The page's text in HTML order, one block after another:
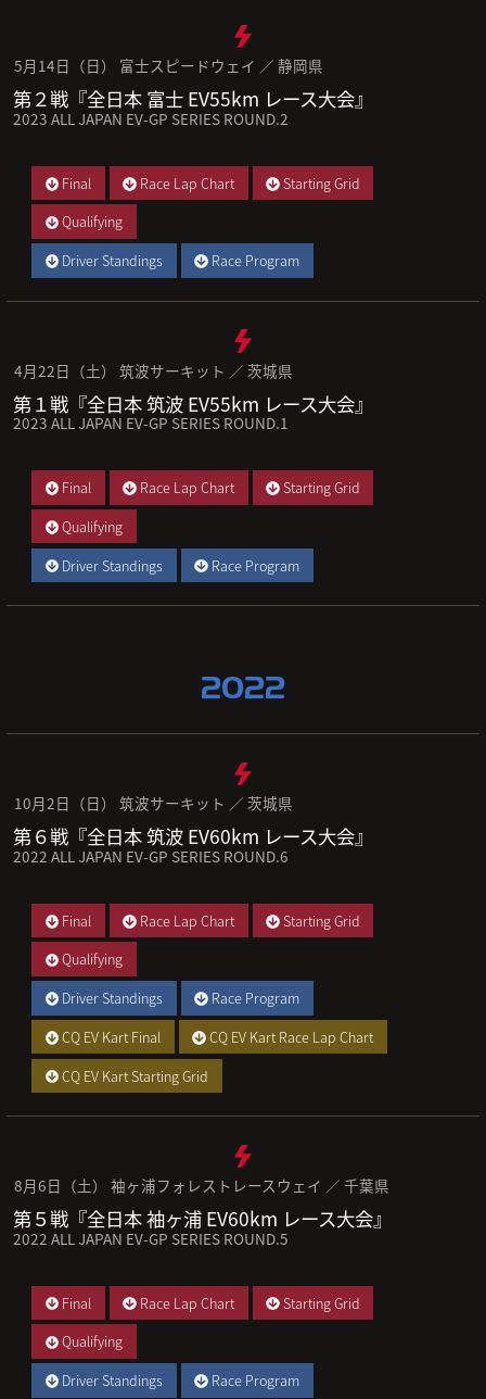
5月14日（日） 富士スピードウェイ ／ 静岡県
第２戦『全日本 富士 EV55km レース大会』
2023 ALL JAPAN EV-GP SERIES ROUND.2
Final Race Lap Chart
Starting Grid
Qualifying
Driver Standings
Race Program
4月22日（土） 筑波サーキット ／ 茨城県
第１戦『全日本 筑波 EV55km レース大会』
2023 ALL JAPAN EV-GP SERIES ROUND.1
Final Race Lap Chart
Starting Grid
Qualifying
Driver Standings
Race Program
2022
10月2日（日） 筑波サーキット ／ 茨城県
第６戦『全日本 筑波 EV60km レース大会』
2022 ALL JAPAN EV-GP SERIES ROUND.6
Final Race Lap Chart
Starting Grid
Qualifying
Driver Standings
Race Program
CQ EV Kart Final
CQ EV Kart Race Lap Chart
CQ EV Kart Starting Grid
8月6日（土） 袖ヶ浦フォレストレースウェイ ／ 千葉県
第５戦『全日本 袖ヶ浦 EV60km レース大会』
2022 ALL JAPAN EV-GP SERIES ROUND.5
Final Race Lap Chart
Starting Grid
Qualifying
Driver Standings
Race Program